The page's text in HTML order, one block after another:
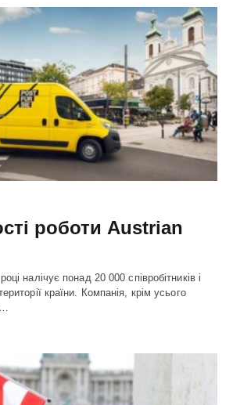
роботи Austrian
налічує понад 20 000 співробітників і
країни. Компанія, крім усього